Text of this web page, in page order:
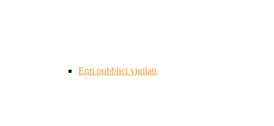
Enti pubblici vigilati